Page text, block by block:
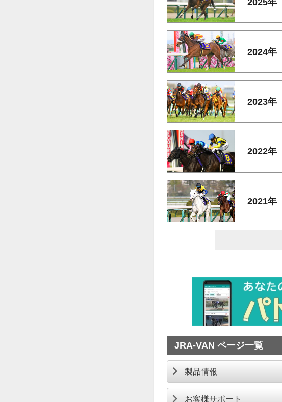
2025年
2024年
2023年
2022年
2021年
JRA-VAN ページ一覧
製品情報
お客様サポート